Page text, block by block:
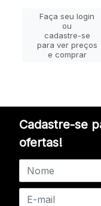
Faça seu login
ou
cadastre-se
para ver preços
e comprar
Cadastre-se
ofertas!